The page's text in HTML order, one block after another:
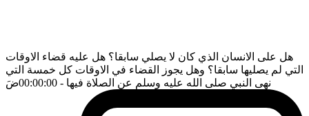
هل على الانسان الذي كان لا يصلي سابقا؟ هل عليه قضاء الاوقات
التي لم يصليها سابقا؟ وهل يجوز القضاء في الاوقات كل خمسة التي
نهى النبي صلى الله عليه وسلم عن الصلاة فيها - 00:00:00 ضَ